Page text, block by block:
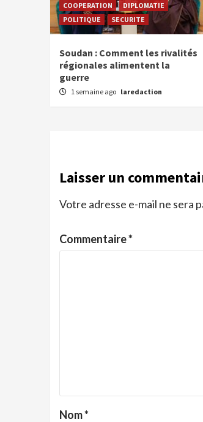
COOPERATION
DIPLOMATIE
POLITIQUE
SECURITE
Soudan : Comment les rivalités
régionales alimentent la
guerre
1 semaine ago laredaction
Laisser un
Votre adresse e-mail ne sera
Commentaire*
Nom*